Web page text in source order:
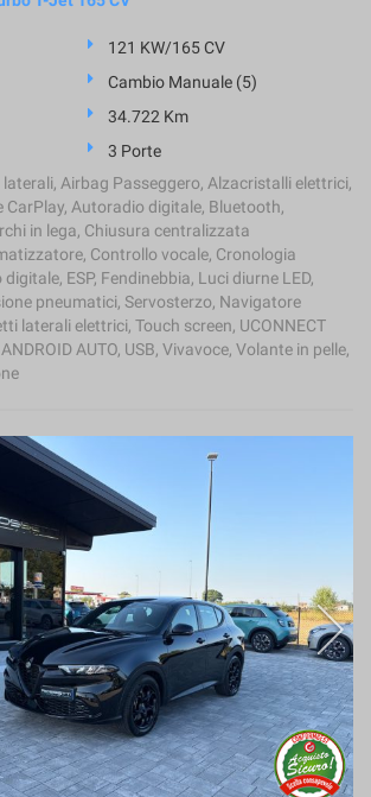
121 KW/165 CV
Cambio Manuale (5)
34.722 Km
3 Porte
laterali, Airbag Passeggero, Alzacristalli elettrici,
CarPlay, Autoradio digitale, Bluetooth,
in lega, Chiusura centralizzata
Controllo vocale, Cronologia
ESP, Fendinebbia, Luci diurne LED,
pneumatici, Servosterzo, Navigatore
laterali elettrici, Touch screen, UCONNECT
AUTO, USB, Vivavoce, Volante in pelle,